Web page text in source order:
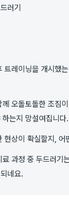
러기
트레이닝을 개시했
오돌토돌한 조짐
는지 망설여집니다.
현상이 확실할지,
과정 중 두드러기
네요.